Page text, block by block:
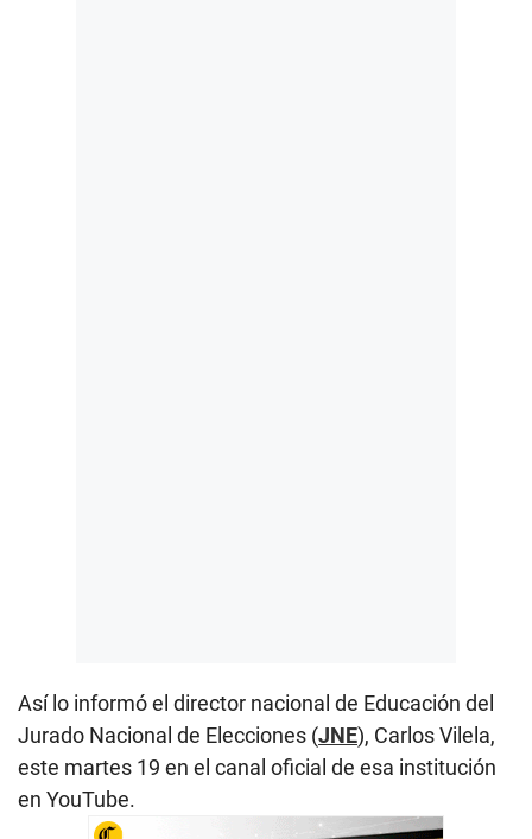
Así lo informó el director nacional de Educación del
Jurado Nacional de Elecciones (JNE), Carlos Vilela,
este martes 19 en el canal oficial de esa institución
en YouTube.